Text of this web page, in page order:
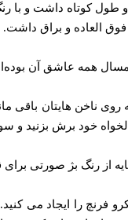
کوتاه داشت و با رنگ
العاده و براق داشت.
امسال همه عاشق آن
که روی ناخن هایتان
خود برش بزنید و
رنگ بژ صورتی برای
فرنچ را ایجاد می